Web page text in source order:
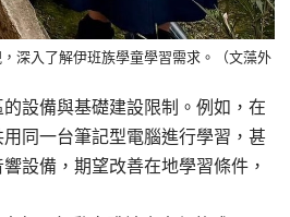
深入了解伊班族學童學習需求。（文藻外
設備與基礎建設限制。例如，在
用同一台筆記型電腦進行學習 ，甚
響設備，期望改善在地學習條件 ，